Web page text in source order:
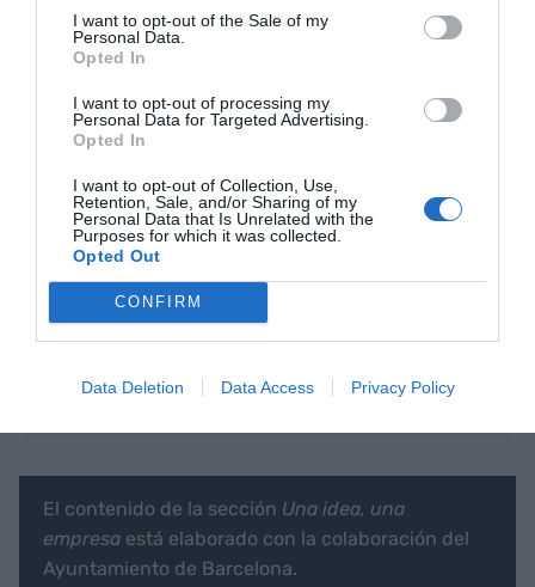
I want to opt-out of the Sale of my
Personal Data.
Opted In
I want to opt-out of processing my
Personal Data for Targeted Advertising.
Opted In
I want to opt-out of Collection, Use,
Retention, Sale, and/or Sharing of my
Personal Data that Is Unrelated with the
Purposes for which it was collected.
Opted Out
CONFIRM
Data Deletion Data Access Privacy Policy
en cualquier lugar del mundo, recurran a ellos.
“También queremos apoyar a los proveedores —
similares— para ayudarles y guiarles en la acogida
de grupos, y así contribuir a incrementar su
facturación. Hemos detectado que aquí también
hay una necesidad importante”, concluye Garcia.
AñadirVIA Empresa
de Google de forma gratuita
Mantente informado con las últimas noticias de
ACTIVAR AHORA
El contenido de la sección Una idea, una
empresa está elaborado con la colaboración del
Ayuntamiento de Barcelona.